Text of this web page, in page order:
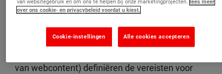
en -verantwoordelijkheden toewijzen.
Conformiteitsstatussen
van webcontent) definiëren de vereisten voor
van websitegebruik en om ons te helpen bij onze marketingprojecten. lees meer
over ons cookie- en privacybeleid voordat u kiest.
Alle cookies accepteren
Cookie-instellingen